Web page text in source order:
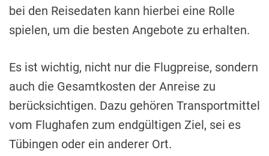
bei den Reisedaten kann hierbei eine Rolle
spielen, um die besten Angebote zu erhalten.
Es ist wichtig, nicht nur die Flugpreise, sondern
auch die Gesamtkosten der Anreise zu
berücksichtigen. Dazu gehören Transportmittel
vom Flughafen zum endgültigen Ziel, sei es
Tübingen oder ein anderer Ort.